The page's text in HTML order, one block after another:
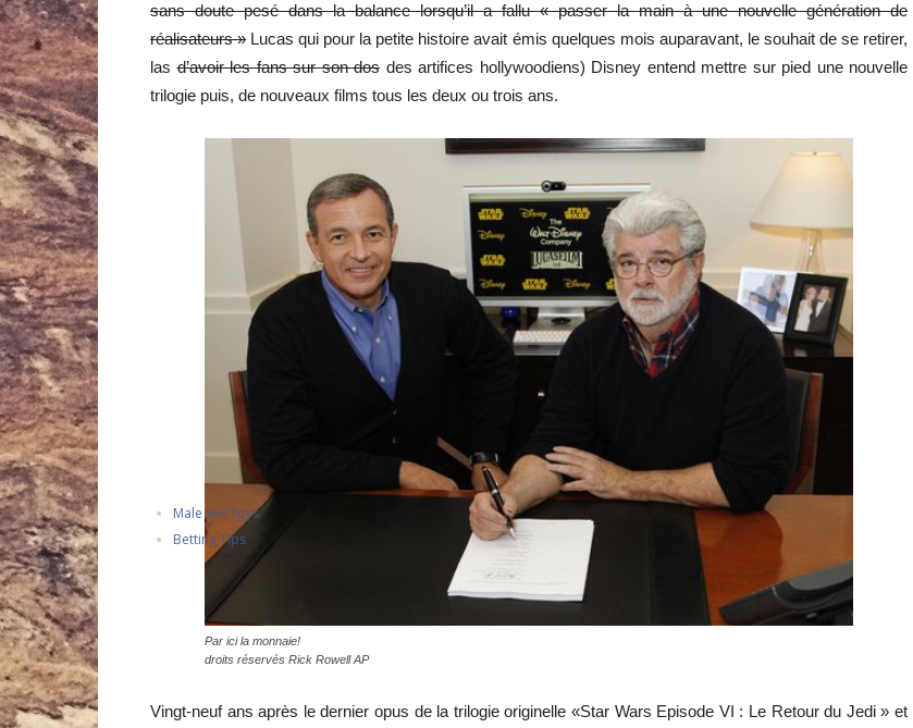
sans doute pesé dans la balance lorsqu’il a fallu « passer la main à une nouvelle génération de
réalisateurs » Lucas qui pour la petite histoire avait émis quelques mois auparavant, le souhait de se retirer,
lasd’avoir les fans sur son dos des artifices hollywoodiens) Disney entend mettre sur pied une nouvelle
trilogie puis, de nouveaux films tous les deux ou trois ans.
Par ici la monnaie!
droits réservés Rick Rowell AP
Vingt-neuf ans après le dernier opus de la trilogie originelle «Star Wars Episode VI : Le Retour du Jedi » et
Male Sex Toys
Betting Tips